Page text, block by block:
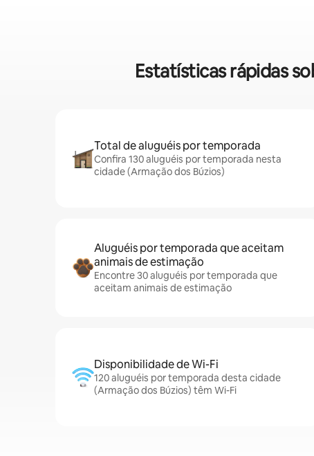
Estatísticas rápidas
Total de aluguéis por temporada
Confira 130 aluguéis por temporada nesta
cidade (Armação dos Búzios)
Aluguéis por temporada que aceitam
animais de estimação
Encontre 30 aluguéis por temporada que
aceitam animais de estimação
Disponibilidade de Wi-Fi
120 aluguéis por temporada desta cidade
(Armação dos Búzios) têm Wi-Fi